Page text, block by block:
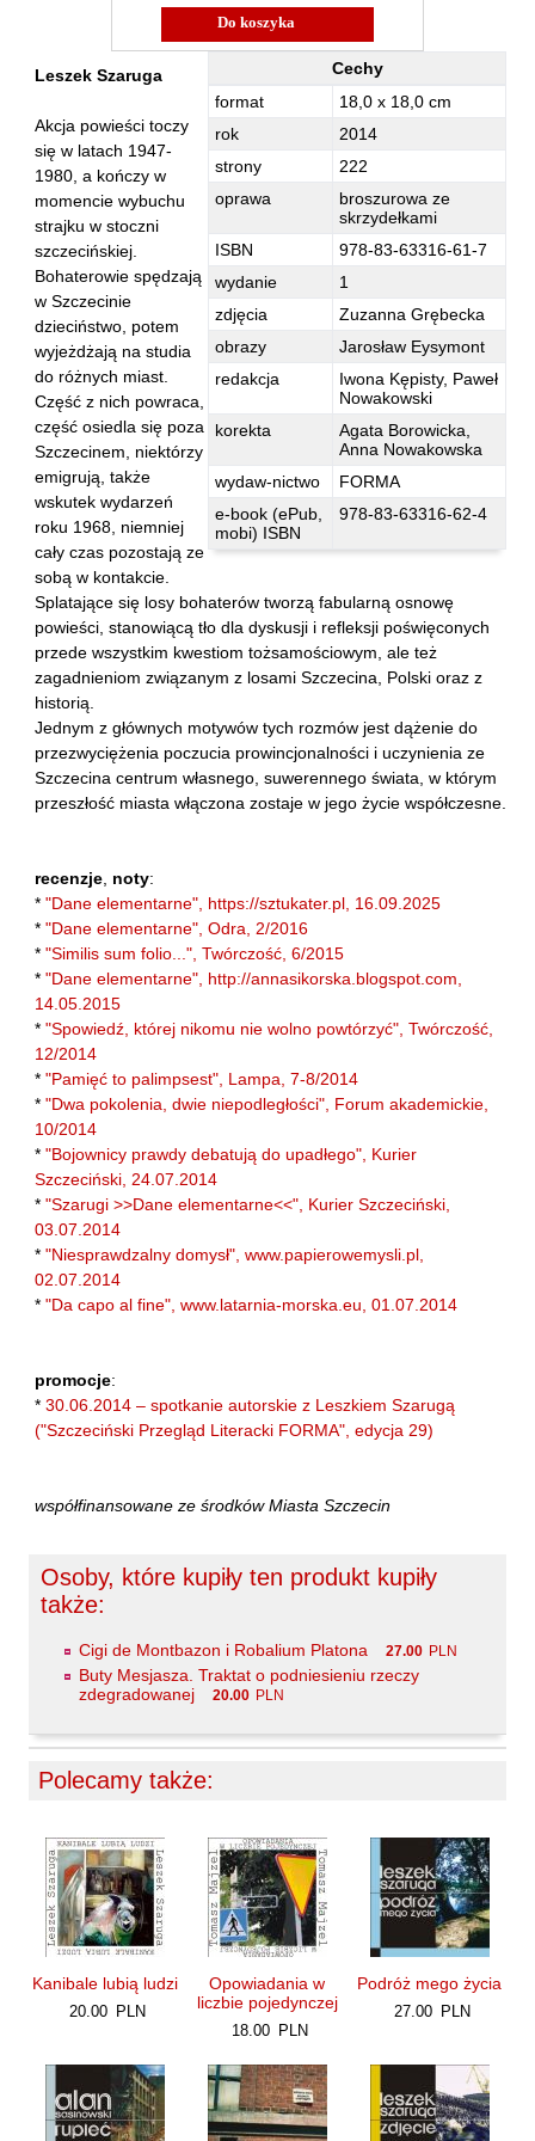
Hoffmann Krzysztof
Holden Gojtowski Jarek
Hrynacz Tomasz
Jakób Lech M.
Jakubowski Jarosław
Jakubowski Paweł
Jasina Zbigniew
Jentys-Borelowska Maria
Jocher Waldemar
Jonaszko Jolanta
Juzyszyn Wojciech
Kain Dawid
Kalenin Magdalena
Kamiński Gabriel Leonard
Kaniecka-Mazurek Anna
Kántor Péter
Keineg Paol
Kemény István
Kępiński Piotr
Kępisty Iwona
Kierc Bogusław
Klera Wiktoria
Klęczar Wojciech
Kosiorowski Zbigniew
Kryszak Janusz
Kuźnicki Sławomir
Kyrcz Jr Kazimierz
Latawiec Bogusława
Laufer Paweł
Le Men Yvon
Lech Joanna
Lenc Ryszard
Ligęza Wojciech
Lime Franciszek
Lipiński Zdzisław
Liskowacki Konrad
Lisowski Krzysztof
Maciejewski Krzysztof
Majzel Tomasz
Masłowiecka Agnieszka
Matlachowska-Pala Joanna
Michałowski Piotr
Mieczysłavsky Rafał
Mrozek Mirosław
Muszer Dariusz
Niewrzęda Krzysztof
Nowakowska Ewa Elżbieta
Nowakowski Cezary
Nowakowski Jakub
Olak Elżbieta
Olsińska Halszka
Dane elementarne - Cechy
Cechy
format
18,0 x 18,0 cm
rok
2014
strony
222
oprawa
broszurowa ze
skrzydełkami
ISBN
978-83-63316-61-7
wydanie
1
zdjęcia
Zuzanna Grębecka
obrazy
Jarosław Eysymont
redakcja
Iwona Kępisty, Paweł
Nowakowski
korekta
Agata Borowicka,
Anna Nowakowska
wydaw-nictwo
FORMA
e-book (ePub,
mobi) ISBN
978-83-63316-62-4
Leszek Szaruga
Akcja powieści toczy
się w latach 1947-
1980, a kończy w
momencie wybuchu
strajku w stoczni
szczecińskiej.
Bohaterowie spędzają
w Szczecinie
dzieciństwo, potem
wyjeżdżają na studia
do różnych miast.
Część z nich powraca,
część osiedla się poza
Szczecinem, niektórzy
emigrują, także
wskutek wydarzeń
roku 1968, niemniej
cały czas pozostają ze
sobą w kontakcie.
Splatające się losy bohaterów tworzą fabularną osnowę
powieści, stanowiącą tło dla dyskusji i refleksji poświęconych
przede wszystkim kwestiom tożsamościowym, ale też
zagadnieniom związanym z losami Szczecina, Polski oraz z
historią.
Jednym z głównych motywów tych rozmów jest dążenie do
przezwyciężenia poczucia prowincjonalności i uczynienia ze
Szczecina centrum własnego, suwerennego świata, w którym
przeszłość miasta włączona zostaje w jego życie współczesne.
recenzje, noty:
* "Dane elementarne", https://sztukater.pl, 16.09.2025
* "Dane elementarne", Odra, 2/2016
* "Similis sum folio...", Twórczość, 6/2015
* "Dane elementarne", http://annasikorska.blogspot.com,
14.05.2015
* "Spowiedź, której nikomu nie wolno powtórzyć", Twórczość,
12/2014
* "Pamięć to palimpsest", Lampa, 7-8/2014
* "Dwa pokolenia, dwie niepodległości", Forum akademickie,
10/2014
* "Bojownicy prawdy debatują do upadłego", Kurier
Szczeciński, 24.07.2014
* "Szarugi >>Dane elementarne<<", Kurier Szczeciński,
03.07.2014
* "Niesprawdzalny domysł", www.papierowemysli.pl,
02.07.2014
* "Da capo al fine", www.latarnia-morska.eu, 01.07.2014
promocje:
* 30.06.2014 – spotkanie autorskie z Leszkiem Szarugą
("Szczeciński Przegląd Literacki FORMA", edycja 29)
współfinansowane ze środków Miasta Szczecin
Osoby, które kupiły ten produkt kupiły
także:
Cigi de Montbazon i Robalium Platona 27.00 PLN
Buty Mesjasza. Traktat o podniesieniu rzeczy
zdegradowanej
20.00 PLN
Polecamy także:
Kanibale lubią ludzi
20.00 PLN
Opowiadania w
liczbie pojedynczej
18.00 PLN
Podróż mego życia
27.00 PLN